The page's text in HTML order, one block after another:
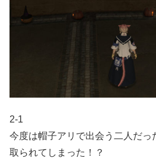
2-1
今度は帽子アリで出会う二人だっ
取られてしまった！？